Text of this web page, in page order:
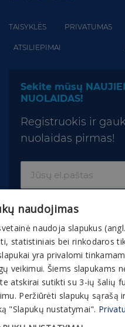
TAISYKLĖS PRIVATUMAS
ATSILIEPIMAI
Sekite mūsų
NUOLAIDAS!
Registruokis ir
nuolaidas pirmas!
© 2026
įskaitant jo tekstą,
apipavidalinimą, prekių
ir partnerių nuosavybė.
naudojimas
naudoja slapukus
statistiniais bei rinkodaros
yra privalomi
veikimui. Šiems slapukams
atskirai sutikti su 3-ių šalių
Peržiūrėti slapukų sąrašą
"Slapukų nustatymai".